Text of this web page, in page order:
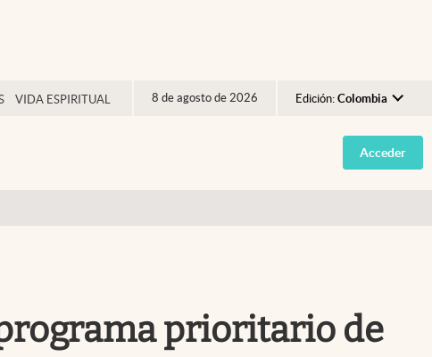
VIDA ESPIRITUAL 8 de agosto de 2026 Edición: Colombia
Argentina
España
Acceder
prioritario de